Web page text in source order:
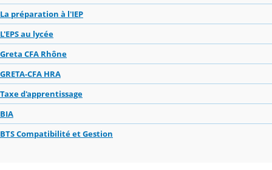
La préparation à l'IEP
L'EPS au lycée
Greta CFA Rhône
GRETA-CFA HRA
Taxe d'apprentissage
BIA
BTS Compatibilité et Gestion